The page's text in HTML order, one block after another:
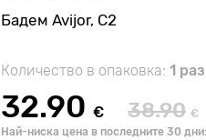
Бадем Avijor, С2
Количество в опаковка: 1 раз
32.90 € 38.90 €
Най-ниска цена в последните 30